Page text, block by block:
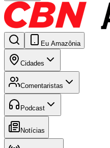
Eu Amazônia
Cidades
Comentaristas
Podcast
Notícias